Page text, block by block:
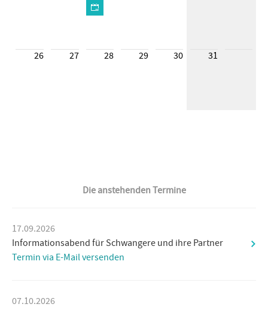
26 27 28 29 30 31
Die anstehenden Termine
17.09.2026
Informationsabend für Schwangere und ihre Partner
Termin via E-Mail versenden
07.10.2026